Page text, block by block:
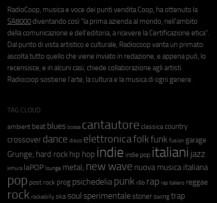
RadioCoop, musica e voce dei punti vendita Coop, ha ottenuto la
SA8000 diventando così "la prima azienda al mondo, nell'ambito
della comunicazione e dell'editoria, a ricevere la Certificazione etica".
Dal punto di vista artistico e culturale, Radiocoop vanta un primato:
ascolta tutto quello che viene inviato in redazione, e appena può, lo
recensisce, e in alcuni casi, chiede collaborazione agli artisti.
Radiocoop sostiene l'arte, la cultura e la musica di ogni genere.
TAG CLOUD
ambient beat blues bossa cantautore classica country
crossover dance disco elettronicafolkfunk fusion garage
Grunge; hard rock hip hop indie indie pop italiani jazz
kimura laPOP lounge metal; new wave nuova musica italiana
pop post rock prog psichedeliapunk r&b rap rap italiano reggae
rock rockabilly ska soul sperimentale stoner swing trap